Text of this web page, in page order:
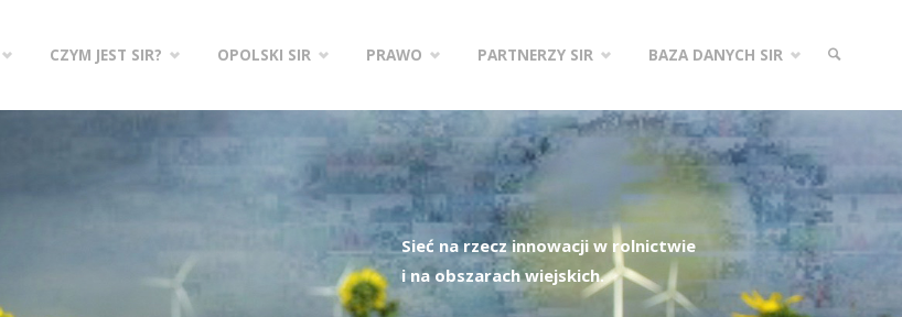
CZYM JEST SIR? OPOLSKI SIR PRAWO PARTNERZY SIR BAZA DANYCH SIR
SZUKAJ
Sieć na rzecz innowacji w rolnictwie
i na obszarach wiejskich.